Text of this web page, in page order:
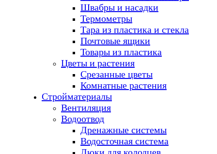
Швабры и насадки
Термометры
Тара из пластика и стекла
Почтовые ящики
Товары из пластика
Цветы и растения
Срезанные цветы
Комнатные растения
Стройматериалы
Вентиляция
Водоотвод
Дренажные системы
Водосточная система